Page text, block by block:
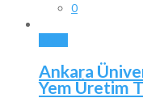
0
Ankara
Yem Üretim